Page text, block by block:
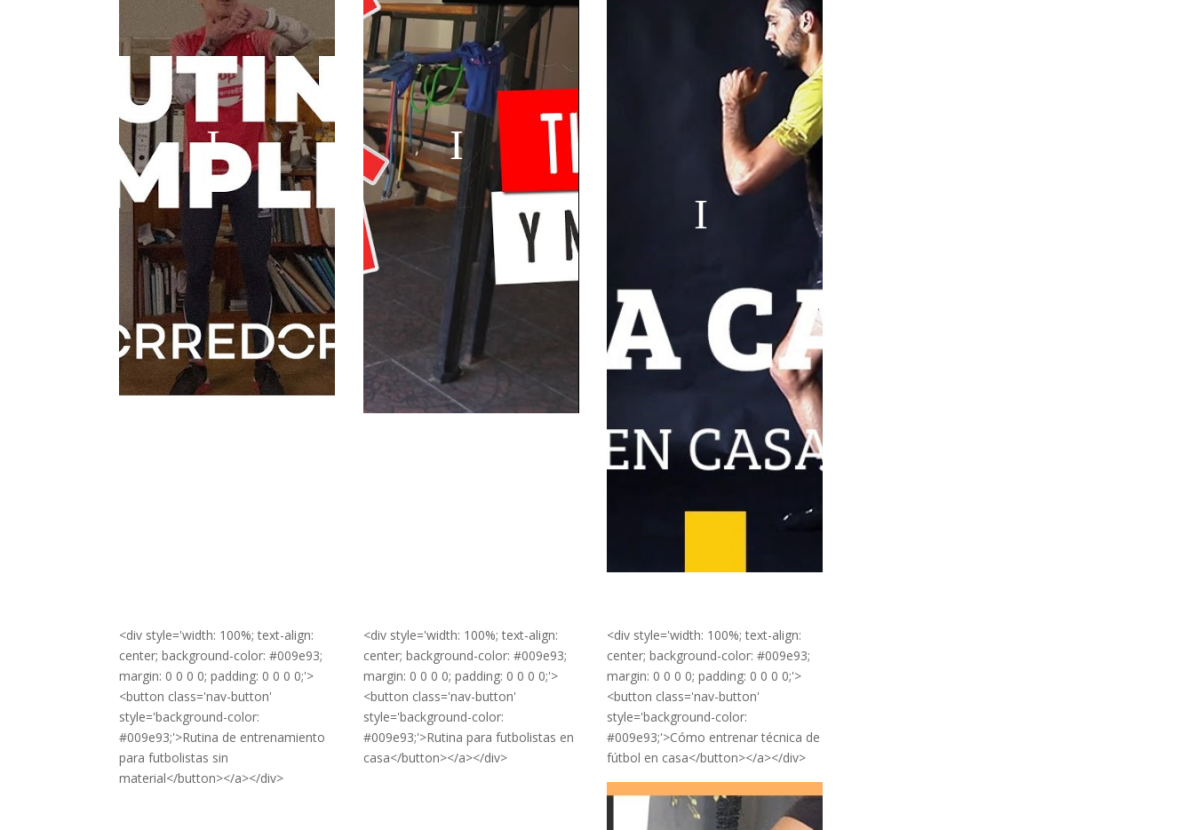
<div style='width: 100%; text-align:
center; background-color: #009e93;
margin: 0 0 0 0; padding: 0 0 0 0;'>
<button class='nav-button'
style='background-color:
#009e93;'>Rutina de entrenamiento
para futbolistas sin
material</button></a></div>
<div style='width: 100%; text-align:
center; background-color: #009e93;
margin: 0 0 0 0; padding: 0 0 0 0;'>
<button class='nav-button'
style='background-color:
#009e93;'>Rutina para futbolistas en
casa</button></a></div>
<div style='width: 100%; text-align:
center; background-color: #009e93;
margin: 0 0 0 0; padding: 0 0 0 0;'>
<button class='nav-button'
style='background-color:
#009e93;'>Cómo entrenar técnica de
fútbol en casa</button></a></div>